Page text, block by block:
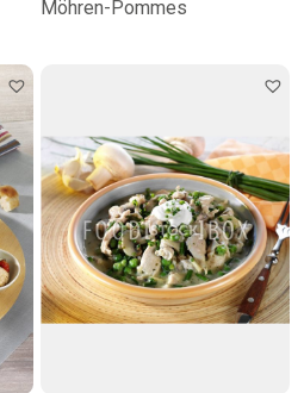
Möhren-Pommes